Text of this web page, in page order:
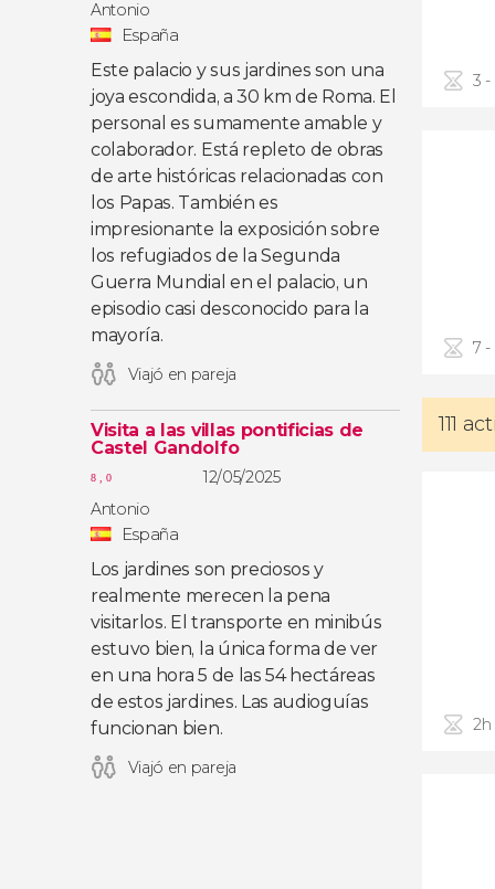
Antonio
España
Este palacio y sus jardines son una
joya escondida, a 30 km de Roma. El
personal es sumamente amable y
colaborador. Está repleto de obras
de arte históricas relacionadas con
los Papas. También es
impresionante la exposición sobre
los refugiados de la Segunda
Guerra Mundial en el palacio, un
episodio casi desconocido para la
mayoría.
Viajó en pareja
Visita a las villas pontificias de
Castel Gandolfo
8,0
12/05/2025
Antonio
España
Los jardines son preciosos y
realmente merecen la pena
visitarlos. El transporte en minibús
estuvo bien, la única forma de ver
en una hora 5 de las 54 hectáreas
de estos jardines. Las audioguías
funcionan bien.
Viajó en pareja
3 -
7 -
111
2h